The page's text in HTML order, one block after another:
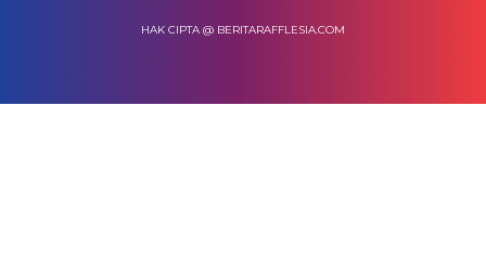
HAK CIPTA @ BERITARAFFLESIA.COM